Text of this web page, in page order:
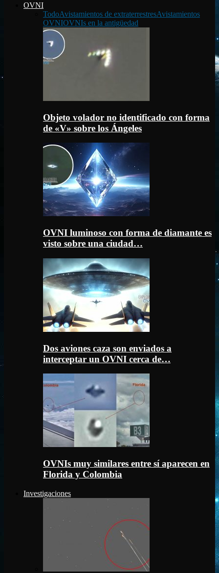
OVNI
TodoAvistamientos de extraterrestresAvistamientos
OVNIOVNIs en la antigüedad
Objeto volador no identificado con forma
de «V» sobre los Ángeles
OVNI luminoso con forma de diamante es
visto sobre una ciudad…
Dos aviones caza son enviados a
interceptar un OVNI cerca de…
OVNIs muy similares entre sí aparecen en
Florida y Colombia
Investigaciones